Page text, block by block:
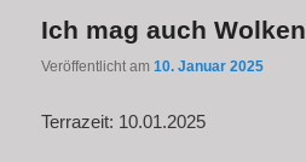
Ich mag auch Wolken
Veröffentlicht am10. Januar 2025
Terrazeit: 10.01.2025